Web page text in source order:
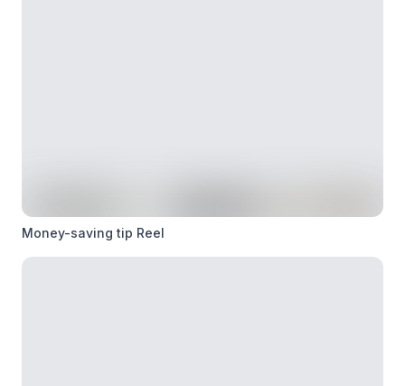
Money-saving tip Reel